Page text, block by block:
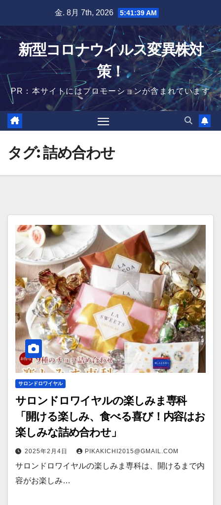
content
金. 8月 7th, 2026 5:41:40 AM
新型コロナウイルス変異株対
策！
PR：本サイトにはプロモーションが含まれています
タグ:詰め合わせ
サロンドロワイヤル
サロンドロワイヤルの楽しみま専科
「開ける楽しみ、食べる喜び！内容はお
楽しみな詰め合わせ」
2025年2月4日 PIKAKICHI2015@GMAIL.COM
サロンドロワイヤルの楽しみま専科は、開けるまで内
容がお楽しみ…